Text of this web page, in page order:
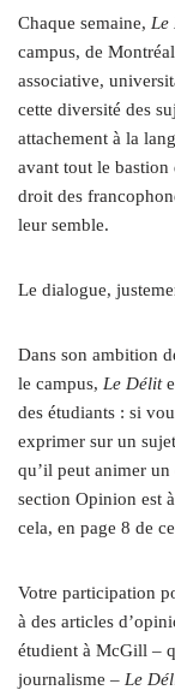
Chaque semaine, Le
campus, de
associative,
cette diversité des
attachement à la
avant tout le
droit des
leur semble.
Le dialogue,
Dans son ambition
le campus, Le Délit
des étudiants : si
exprimer sur un
qu’il peut animer
section Opinion est
cela, en page 8 de
Votre participation
à des articles
étudient à McGill –
journalisme – Le